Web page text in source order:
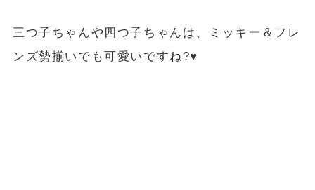
三つ子ちゃんや四つ子ちゃんは、ミッキー＆フレ
ンズ勢揃いでも可愛いですね?♥